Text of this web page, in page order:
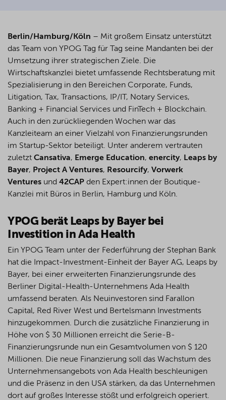
Berlin/Hamburg/Köln – Mit großem Einsatz unterstützt
das Team von YPOG Tag für Tag seine Mandanten bei der
Umsetzung ihrer strategischen Ziele. Die
Wirtschaftskanzlei bietet umfassende Rechtsberatung mit
Spezialisierung in den Bereichen Corporate, Funds,
Litigation,
Tax, Transactions, IP/IT, Notary Services,
Banking + Financial Services und FinTech + Blockchain.
Auch in den zurückliegenden Wochen war das
Kanzleiteam an einer Vielzahl von Finanzierungsrunden
im Startup-Sektor beteiligt. Unter anderem vertrauten
zuletzt Cansativa, Emerge Education, enercity, Leaps by
Bayer, Project A Ventures, Resourcify, Vorwerk
Ventures und 42CAP den Expert:innen der Boutique-
Kanzlei mit Büros in Berlin, Hamburg und Köln.
YPOG berät Leaps by Bayer bei
Investition in Ada Health
Ein YPOG Team unter der Federführung der Stephan Bank
hat die Impact-Investment-Einheit der Bayer AG, Leaps by
Bayer, bei einer erweiterten Finanzierungsrunde des
Berliner Digital-Health-Unternehmens Ada Health
umfassend beraten. Als Neuinvestoren sind Farallon
Capital, Red River West und Bertelsmann Investments
hinzugekommen. Durch die zusätzliche Finanzierung in
Höhe von $ 30 Millionen erreicht die Serie-B-
Finanzierungsrunde nun ein Gesamtvolumen von $ 120
Millionen. Die neue Finanzierung soll das Wachstum des
Unternehmensangebots von Ada Health beschleunigen
und die Präsenz in den USA stärken, da das Unternehmen
dort auf großes Interesse stößt und erfolgreich operiert.